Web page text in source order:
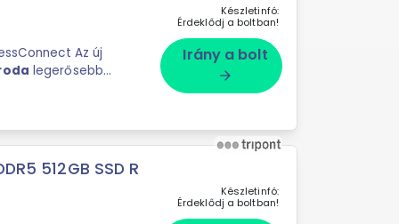
Az új
legerősebb
Készletinfó:
Érdeklődj a boltban!
Irány a bolt
arrow_forward
512GB SSD R
Készletinfó:
Érdeklődj a boltban!